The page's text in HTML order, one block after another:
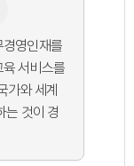
경영인재를
서비스를
가와 세계
는 것이 경